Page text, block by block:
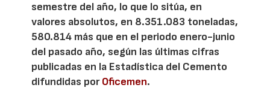
semestre del año, lo que lo sitúa, en
valores absolutos, en 8.351.083 toneladas,
580.814 más que en el periodo enero-junio
del pasado año, según las últimas cifras
publicadas en la Estadística del Cemento
difundidas porOficemen.